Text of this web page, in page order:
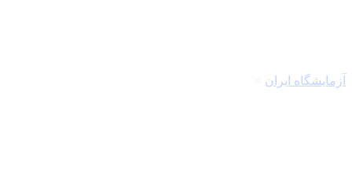
آزمایشگاه ایران